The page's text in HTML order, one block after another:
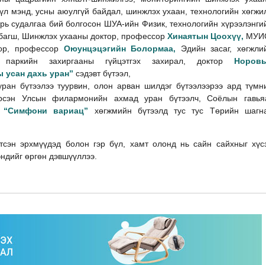
мэнд, усны аюулгүй байдал, шинжлэх ухаан, технологийн
судалгаа бий болгосон ШУА-ийн Физик, технологийн
Шинжлэх ухааны доктор, профессор Хинаятын Цоохүү,
профессор Оюунцэцэгийн Болормаа, Эдийн засаг,
захиргааны гүйцэтгэх захирал, доктор
дахь уран” сэдэвт бүтээл,
бүтээлээ туурвин, олон арван шилдэг бүтээлээрээ ард
Улсын филармонийн ахмад уран бүтээлч, Соёлын
“Симфони вариац” хөгжмийн бүтээлд тус тус Төрийн
эрхмүүдэд болон гэр бүл, хамт олонд нь сайн сайхныг
өргөн дэвшүүллээ.